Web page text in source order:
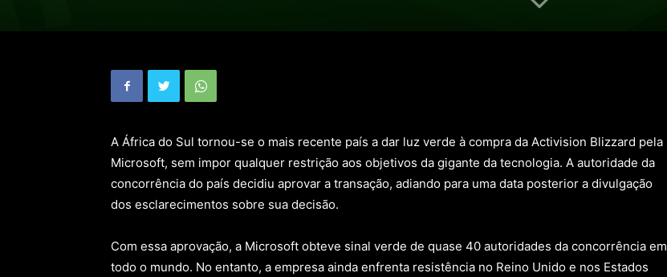
A África do Sul tornou-se o mais recente país a dar luz verde à compra da Activision Blizzard pela
Microsoft, sem impor qualquer restrição aos objetivos da gigante da tecnologia. A autoridade da
concorrência do país decidiu aprovar a transação, adiando para uma data posterior a divulgação
dos esclarecimentos sobre sua decisão.
Com essa aprovação, a Microsoft obteve sinal verde de quase 40 autoridades da concorrência em
todo o mundo. No entanto, a empresa ainda enfrenta resistência no Reino Unido e nos Estados